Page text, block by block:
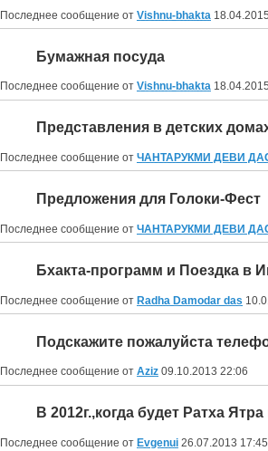
Последнее сообщение от Vishnu-bhakta 18.04.2015
Бумажная посуда
Последнее сообщение от Vishnu-bhakta 18.04.2015
Последнее сообщение от ЧАНТАРУКМИ ДЕВИ
Предложения для Голоки-Фест
Последнее сообщение от ЧАНТАРУКМИ ДЕВИ
Последнее сообщение от Radha Damodar das
Последнее сообщение от Aziz 09.10.2013 22:06
Последнее сообщение от Evgenui 26.07.2013 17:45